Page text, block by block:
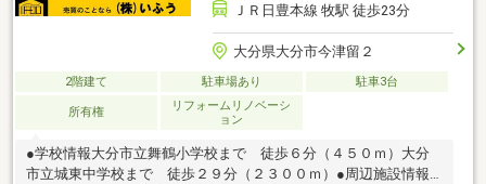
ＪＲ日豊本線 牧駅 徒歩23分
大分県大分市今津留２
2階建て 駐車場あり 駐車3台
所有権
リフォームリノベーシ
ョン
●学校情報大分市立舞鶴小学校まで 徒歩６分（４５０ｍ）大分
市立城東中学校まで 徒歩２９分（２３００ｍ）●周辺施設情報